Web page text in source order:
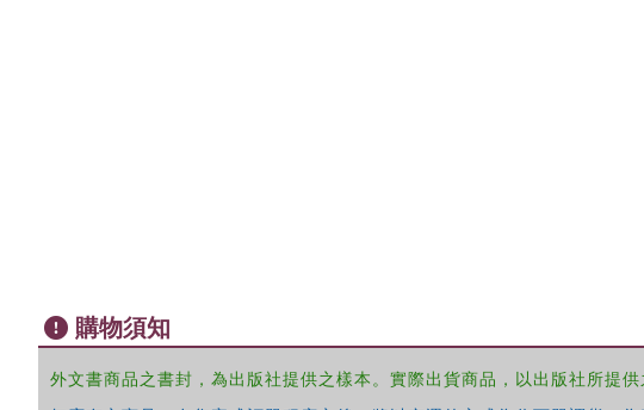
購物須知
外文書商品之書封，為出版社提供之樣本。實際出貨商品，以出版社所提